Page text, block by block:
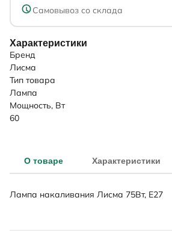
Самовывоз со склада
Характеристики
Бренд
Лисма
Тип товара
Лампа
Мощность, Вт
60
О товаре Характеристики
Лампа накаливания Лисма 75Вт, E27